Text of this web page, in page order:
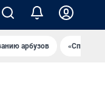
арбузов